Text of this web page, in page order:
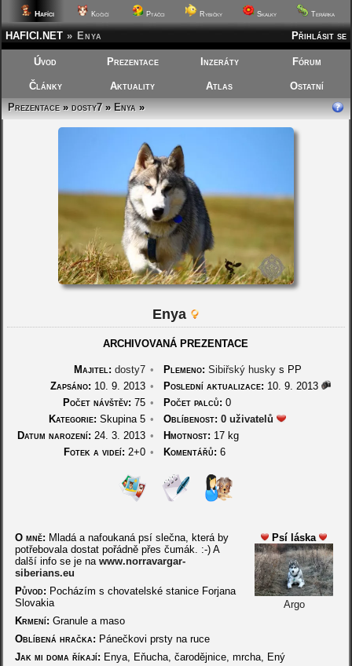
Hafíci Kočičí Ptáčci Rybičky Skalky Terárka
Přihlásit se
HAFICI.NET » Enya
Úvod Prezentace Inzeráty Fórum
Články Aktuality Atlas
Ostatní
Prezentace»dosty7»Enya»
Enya
ARCHIVOVANÁ PREZENTACE
Majitel: dosty7 • Plemeno: Sibiřský husky s PP
Zapsáno: 10. 9. 2013 • Poslední aktualizace: 10. 9. 2013
Počet návštěv: 75 • Počet palců: 0
Kategorie: Skupina 5 • Oblíbenost: 0 uživatelů
Datum narození: 24. 3. 2013 • Hmotnost: 17 kg
Fotek a videí: 2+0 • Komentářů: 6
Psí láska
Argo
O mně: Mladá a nafoukaná psí slečna, která by
potřebovala dostat pořádně přes čumák. :-) A
další info se je na www.norravargar-
siberians.eu
Původ: Pocházím s chovatelské stanice Forjana
Slovakia
Krmení: Granule a maso
Oblíbená hračka: Pánečkovi prsty na ruce
Jak mi doma říkají: Enya, Eňucha, čarodějnice, mrcha, Ený